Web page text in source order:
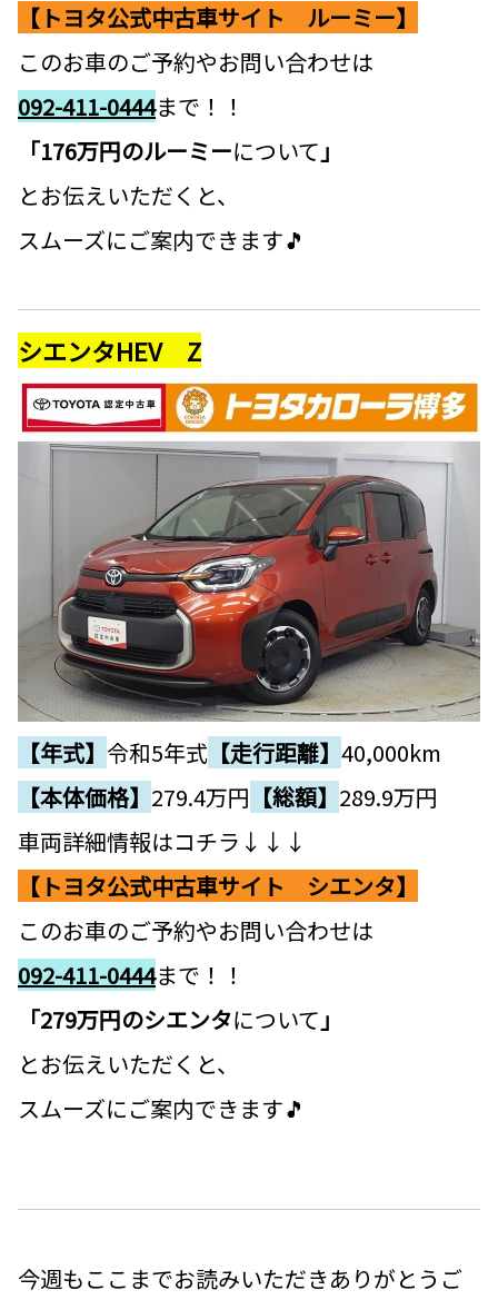
【トヨタ公式中古車サイト ルーミー】
このお車のご予約やお問い合わせは
092-411-0444まで！！
「176万円のルーミーについて」
とお伝えいただくと、
スムーズにご案内できます🎵
シエンタHEV Z
【年式】 令和5年式 【走行距離】 40,000km
【本体価格】 279.4万円 【総額】 289.9万円
車両詳細情報はコチラ↓↓↓
【トヨタ公式中古車サイト シエンタ】
このお車のご予約やお問い合わせは
092-411-0444まで！！
「279万円のシエンタについて」
とお伝えいただくと、
スムーズにご案内できます🎵
今週もここまでお読みいただきありがとうご